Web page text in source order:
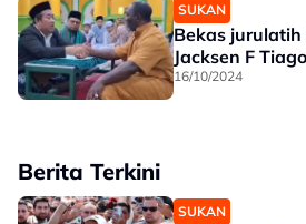
SUKAN
Bekas
Jacksen F
16/10/2024
Berita Terkini
SUKAN